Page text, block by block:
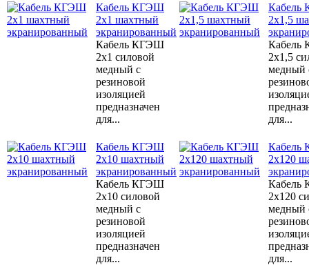
Кабель КГЭШ
2x1 шахтный
экранированный
Кабель КГЭШ
2x1 силовой
медный с
резиновой
изоляцией
предназначен
для...
2x1,5
2x1,5
медный
для...
Кабель КГЭШ
2x10 шахтный
экранированный
Кабель КГЭШ
2x10 силовой
медный с
резиновой
изоляцией
предназначен
для...
2x120
2x120
медный
для...